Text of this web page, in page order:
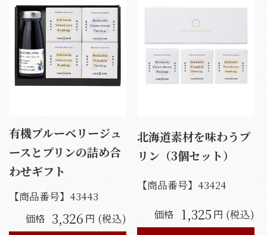
有機ブルーベリージュ
ースとプリンの詰め合
わせギフト
【商品番号】 43443
価格 3,326 円 (税込)
北海道素材を味わうプ
リン（3個セット）
【商品番号】43424
価格 1,325 円 (税込)